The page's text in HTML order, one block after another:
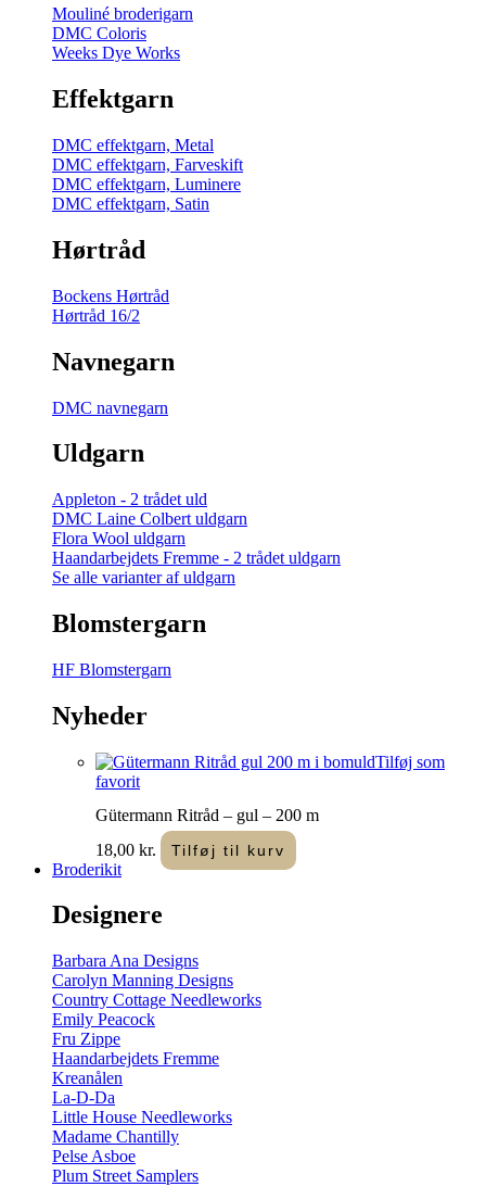
Mouliné broderigarn
DMC Coloris
Weeks Dye Works
Effektgarn
DMC effektgarn, Metal
DMC effektgarn, Farveskift
DMC effektgarn, Luminere
DMC effektgarn, Satin
Hørtråd
Bockens Hørtråd
Hørtråd 16/2
Navnegarn
DMC navnegarn
Uldgarn
Appleton - 2 trådet uld
DMC Laine Colbert uldgarn
Flora Wool uldgarn
Haandarbejdets Fremme - 2 trådet uldgarn
Se alle varianter af uldgarn
Blomstergarn
HF Blomstergarn
Nyheder
Tilføj som
favorit
Gütermann Ritråd – gul – 200 m
18,00 kr. Tilføj til kurv
Broderikit
Designere
Barbara Ana Designs
Carolyn Manning Designs
Country Cottage Needleworks
Emily Peacock
Fru Zippe
Haandarbejdets Fremme
Kreanålen
La-D-Da
Little House Needleworks
Madame Chantilly
Pelse Asboe
Plum Street Samplers